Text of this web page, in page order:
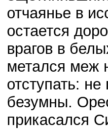
отчаянье в
остается
врагов в
метался меж
отступать:
безумны.
прикасался